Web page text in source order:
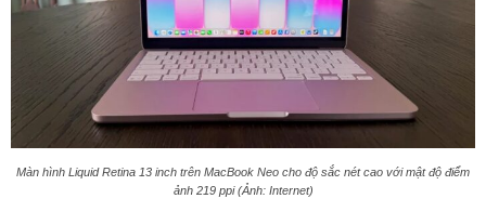
Màn hình Liquid Retina 13 inch trên MacBook Neo cho độ sắc nét cao với mật độ điểm
ảnh 219 ppi (Ảnh: Internet)